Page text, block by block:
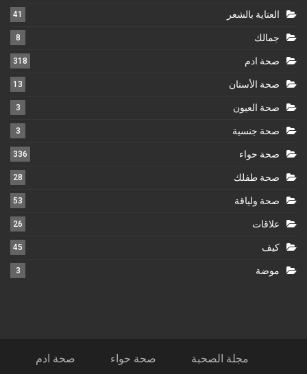
العناية بالشعر 41
جمالك 8
صحة ادم 318
صحة الأسنان 13
صحة العيون 3
صحة جنسية 3
صحة حواء 336
صحة طفلك 28
صحة ولياقة 53
علاقات 26
كيف 45
موضة 3
مجلة الصحبة صحة حواء
صحة ادم